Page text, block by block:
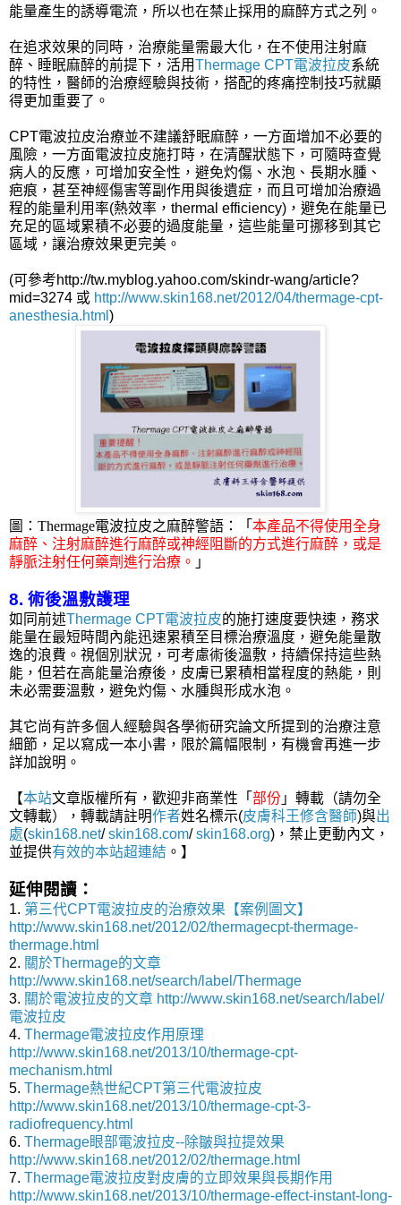
能量產生的誘導電流，所以也在禁止採用的麻醉方式之列。
在追求效果的同時，治療能量需最大化，在不使用注射麻
醉、睡眠麻醉的前提下，活用Thermage CPT電波拉皮系統
的特性，醫師的治療經驗與技術，搭配的疼痛控制技巧就顯
得更加重要了。
CPT電波拉皮治療並不建議舒眠麻醉，一方面增加不必要的
風險，一方面電波拉皮施打時，在清醒狀態下，可隨時查覺
病人的反應，可增加安全性，避免灼傷、水泡、長期水腫、
疤痕，甚至神經傷害等副作用與後遺症，而且可增加治療過
程的能量利用率(熱效率，thermal efficiency)，避免在能量已
充足的區域累積不必要的過度能量，這些能量可挪移到其它
區域，讓治療效果更完美。
(可參考http://tw.myblog.yahoo.com/skindr-wang/article?
mid=3274 或 http://www.skin168.net/2012/04/thermage-cpt-
anesthesia.html )
圖： Thermage電波拉皮之麻醉警語：「 本產品不得使用全身
麻醉、注射麻醉進行麻醉或神經阻斷的方式進行麻醉，或是
靜脈注射任何藥劑進行治療。 」
8. 術後溫敷護理
如同前述Thermage CPT電波拉皮的施打速度要快速，務求
能量在最短時間內能迅速累積至目標治療溫度，避免能量散
逸的浪費。視個別狀況，可考慮術後溫敷，持續保持這些熱
能，但若在高能量治療後，皮膚已累積相當程度的熱能，則
未必需要溫敷，避免灼傷、水腫與形成水泡。
其它尚有許多個人經驗與各學術研究論文所提到的治療注意
細節，足以寫成一本小書，限於篇幅限制，有機會再進一步
詳加說明。
【本站文章版權所有，歡迎非商業性「 部份 」轉載（請勿全
文轉載），轉載請註明作者姓名標示(皮膚科王修含醫師)與出
處(skin168.net/skin168.com/skin168.org)，禁止更動內文，
並提供有效的本站超連結 。】
延伸閱讀：
1. 第三代CPT電波拉皮的治療效果【案例圖文】
http://www.skin168.net/2012/02/thermagecpt-thermage-
thermage.html
2. 關於Thermage的文章
http://www.skin168.net/search/label/Thermage
3. 關於電波拉皮的文章 http://www.skin168.net/search/label/
電波拉皮
4. Thermage電波拉皮作用原理
http://www.skin168.net/2013/10/thermage-cpt-
mechanism.html
5. Thermage熱世紀CPT第三代電波拉皮
http://www.skin168.net/2013/10/thermage-cpt-3-
radiofrequency.html
6. Thermage眼部電波拉皮--除皺與拉提效果
http://www.skin168.net/2012/02/thermage.html
7. Thermage電波拉皮對皮膚的立即效果與長期作用
http://www.skin168.net/2013/10/thermage-effect-instant-long-